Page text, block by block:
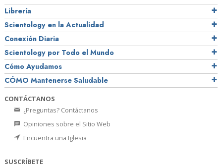
Librería
Scientology en la Actualidad
Conexión Diaria
Scientology por Todo el Mundo
Cómo Ayudamos
CÓMO Mantenerse Saludable
CONTÁCTANOS
¿Preguntas? Contáctanos
Opiniones sobre el Sitio Web
Encuentra una Iglesia
SUSCRÍBETE